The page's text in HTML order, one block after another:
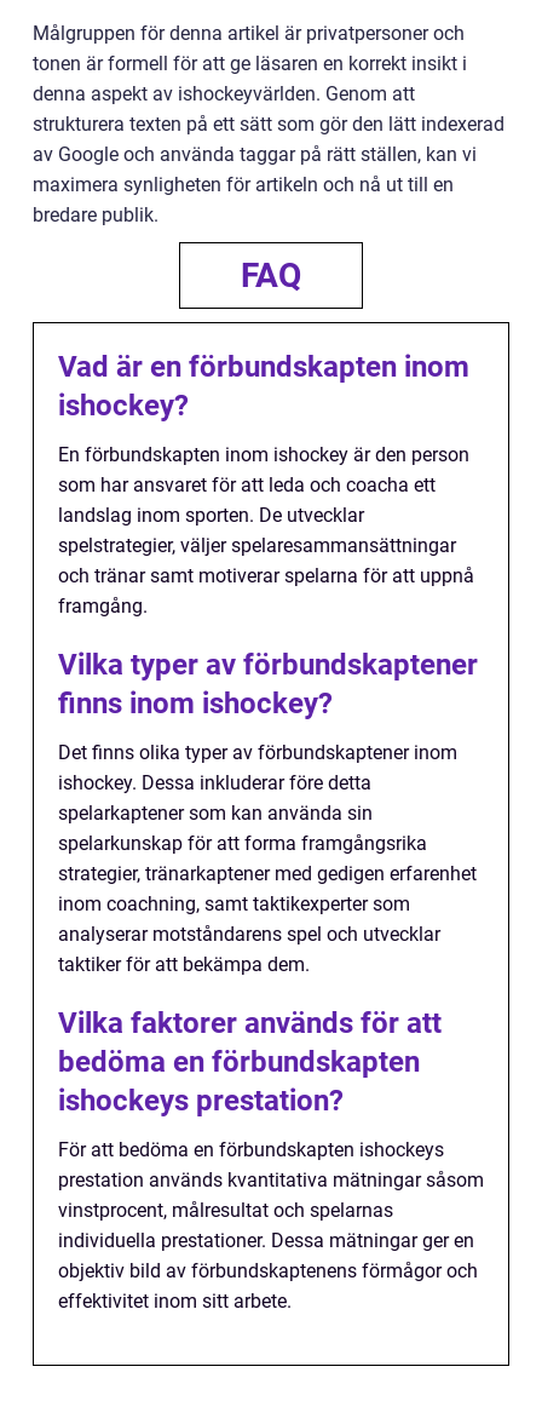
Målgruppen för denna artikel är privatpersoner och
tonen är formell för att ge läsaren en korrekt insikt i
denna aspekt av ishockeyvärlden. Genom att
strukturera texten på ett sätt som gör den lätt indexerad
av Google och använda taggar på rätt ställen, kan vi
maximera synligheten för artikeln och nå ut till en
bredare publik.
FAQ
Vad är en förbundskapten inom
ishockey?
En förbundskapten inom ishockey är den person
som har ansvaret för att leda och coacha ett
landslag inom sporten. De utvecklar
spelstrategier, väljer spelaresammansättningar
och tränar samt motiverar spelarna för att uppnå
framgång.
Vilka typer av förbundskaptener
finns inom ishockey?
Det finns olika typer av förbundskaptener inom
ishockey. Dessa inkluderar före detta
spelarkaptener som kan använda sin
spelarkunskap för att forma framgångsrika
strategier, tränarkaptener med gedigen erfarenhet
inom coachning, samt taktikexperter som
analyserar motståndarens spel och utvecklar
taktiker för att bekämpa dem.
Vilka faktorer används för att
bedöma en förbundskapten
ishockeys prestation?
För att bedöma en förbundskapten ishockeys
prestation används kvantitativa mätningar såsom
vinstprocent, målresultat och spelarnas
individuella prestationer. Dessa mätningar ger en
objektiv bild av förbundskaptenens förmågor och
effektivitet inom sitt arbete.